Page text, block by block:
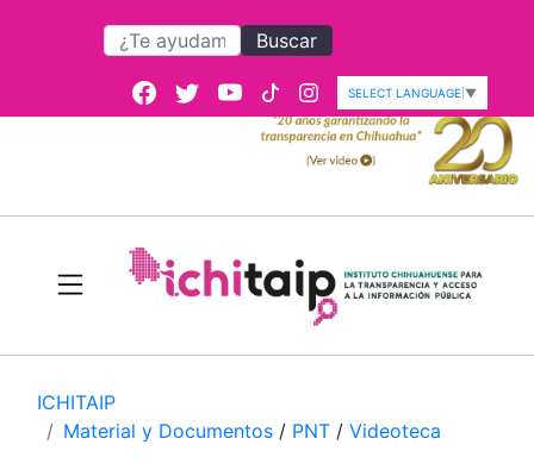
Buscar
SELECT LANGUAGE ▼
ICHITAIP
Material y Documentos / PNT / Videoteca